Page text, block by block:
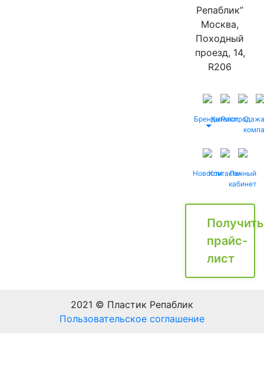
Репаблик”
Москва,
Походный
проезд, 14,
R206
БрендыКаталог
Распродажа
О
НовостиКонтактыЛичный
кабинет
Получить
прайс-
лист
2021 © Пластик Репаблик
Пользовательское соглашение